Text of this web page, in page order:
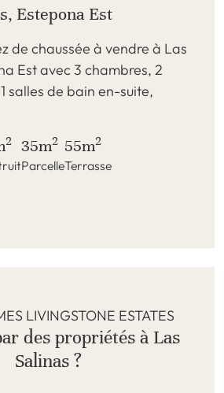
Estepona Est
de chaussée à vendre à Las
Est avec 3 chambres, 2
salles de bain en-suite,
2 35m2
Parcelle
55m2
Terrasse
LIVINGSTONE ESTATES
des propriétés à Las
Salinas ?